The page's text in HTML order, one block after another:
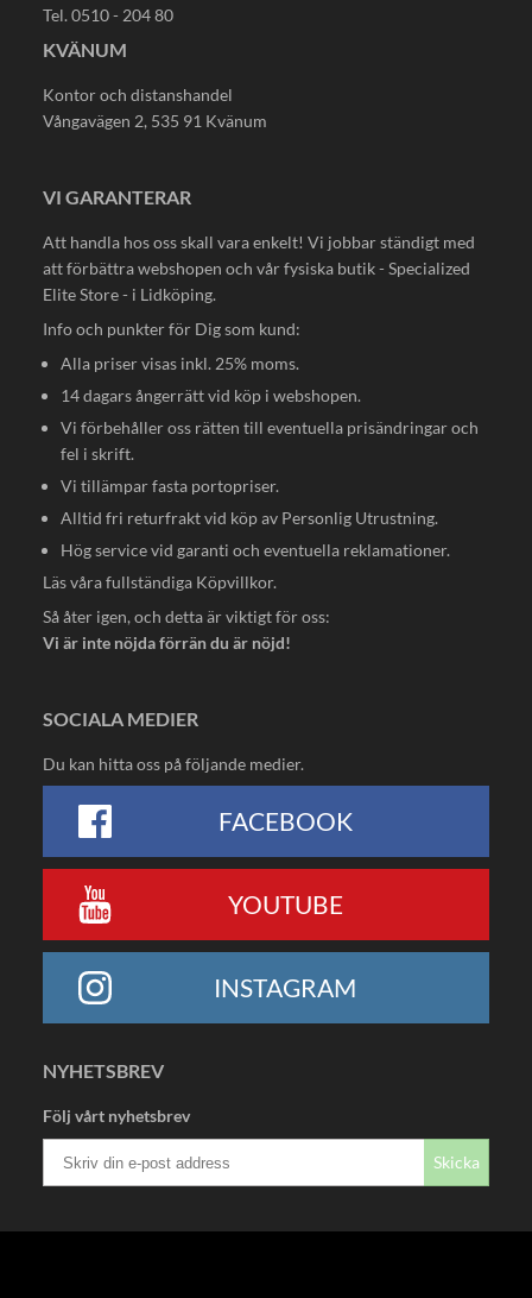
Tel. 0510 - 204 80
KVÄNUM
Kontor och distanshandel
Vångavägen 2, 535 91 Kvänum
VI GARANTERAR
Att handla hos oss skall vara enkelt! Vi jobbar ständigt med
att förbättra webshopen och vår fysiska butik - Specialized
Elite Store - i Lidköping.
Info och punkter för Dig som kund:
Alla priser visas inkl. 25% moms.
14 dagars ångerrätt vid köp i webshopen.
Vi förbehåller oss rätten till eventuella prisändringar och
fel i skrift.
Vi tillämpar fasta portopriser.
Alltid fri returfrakt vid köp av Personlig Utrustning.
Hög service vid garanti och eventuella reklamationer.
Läs våra fullständiga Köpvillkor.
Så åter igen, och detta är viktigt för oss:
Vi är inte nöjda förrän du är nöjd!
SOCIALA MEDIER
Du kan hitta oss på följande medier.
FACEBOOK
YOUTUBE
INSTAGRAM
NYHETSBREV
Följ vårt nyhetsbrev
Skicka